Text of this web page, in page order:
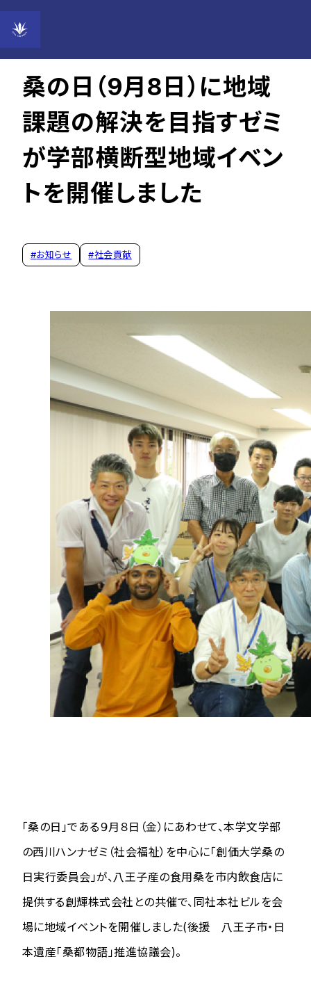
2023年09月29日
桑の日（9月8日）に地域
課題の解決を目指すゼミ
が学部横断型地域イベン
トを開催しました
#お知らせ #社会貢献
「桑の日」である９月８日（金）にあわせて、本学文学部
の西川ハンナゼミ（社会福祉）を中心に「創価大学桑の
日実行委員会」が、八王子産の食用桑を市内飲食店に
提供する創輝株式会社との共催で、同社本社ビルを会
場に地域イベントを開催しました(後援 八王子市・日
本遺産「桑都物語」推進協議会)。